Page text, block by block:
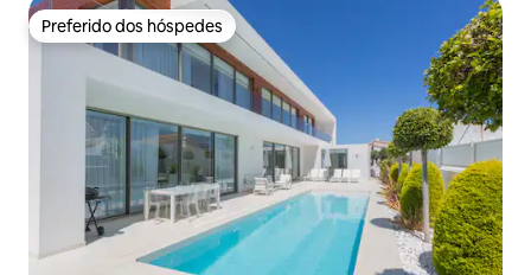
Preferido dos hóspedes
Preferido dos hóspedes